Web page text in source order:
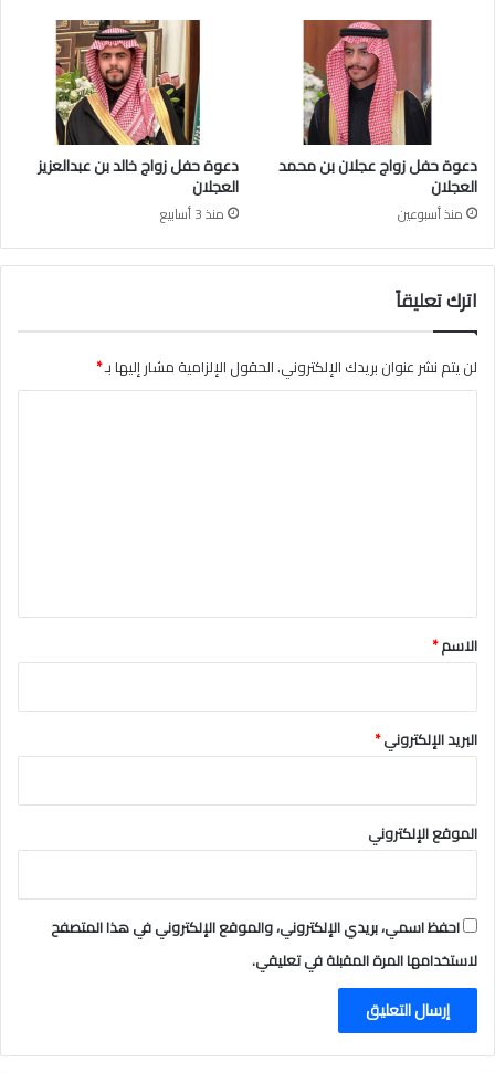
دعوة حفل زواج عجلان بن محمد
العجلان
منذ أسبوعين
دعوة حفل زواج خالد بن عبدالعزيز
العجلان
منذ 3 أسابيع
اترك تعليقاً
لن يتم نشر عنوان بريدك الإلكتروني.الحقول الإلزامية مشار إليها بـ*
*
الاسم*
البريد الإلكتروني*
الموقع الإلكتروني
احفظ اسمي، بريدي الإلكتروني، والموقع الإلكتروني في هذا المتصفح
لاستخدامها المرة المقبلة في تعليقي.